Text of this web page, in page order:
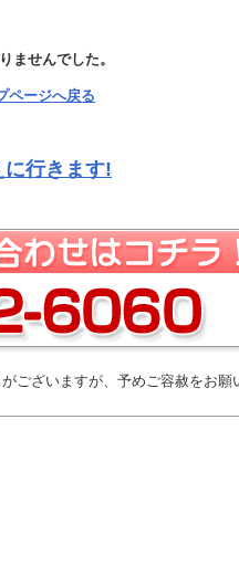
ませんでした。
ページへ戻る
行きます!
ございますが、予めご容赦をお願